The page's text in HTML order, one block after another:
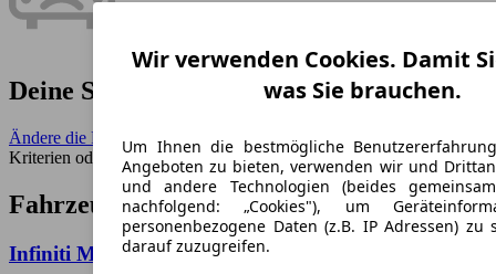
Wir verwenden Cookies. Damit
was Sie brauchen.
Um Ihnen die bestmögliche
Angeboten zu bieten, verwenden wir und
und andere Technologien (beides
nachfolgend: „Cookies"), um
personenbezogene Daten (z.B. IP Adressen) zu
darauf zuzugreifen.
Deine Suche ergab keine Treffer.
Ändere die Filter - Benutze einen größeren Umkreis, weniger
Kriterien oder entferne seltene Merkmale.
Fahrzeuge ähnlich zur Suche:
Infiniti M37 M37xi/Allrad/Bose/SHZ/SBL/